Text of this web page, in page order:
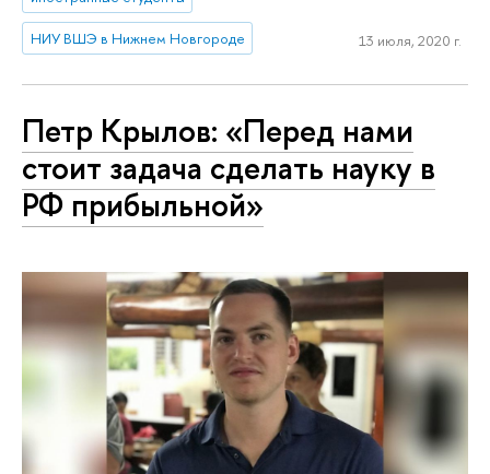
НИУ ВШЭ в Нижнем Новгороде 13 июля, 2020 г.
Петр Крылов: «Перед нами
стоит задача сделать науку в
РФ прибыльной»